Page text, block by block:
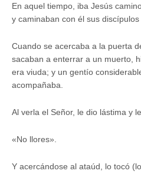
En aquel tiempo, iba Jesús
y caminaban con él sus
Cuando se acercaba a la puerta
sacaban a enterrar a un muerto,
era viuda; y un gentío
acompañaba.
Al verla el Señor, le dio lástima y
«No llores».
Y acercándose al ataúd, lo tocó